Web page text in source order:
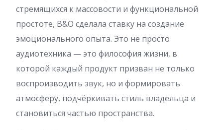
стремящихся к массовости и функциональной
простоте, B&O сделала ставку на создание
эмоционального опыта. Это не просто
аудиотехника — это философия жизни, в
которой каждый продукт призван не только
воспроизводить звук, но и формировать
атмосферу, подчёркивать стиль владельца и
становиться частью пространства.